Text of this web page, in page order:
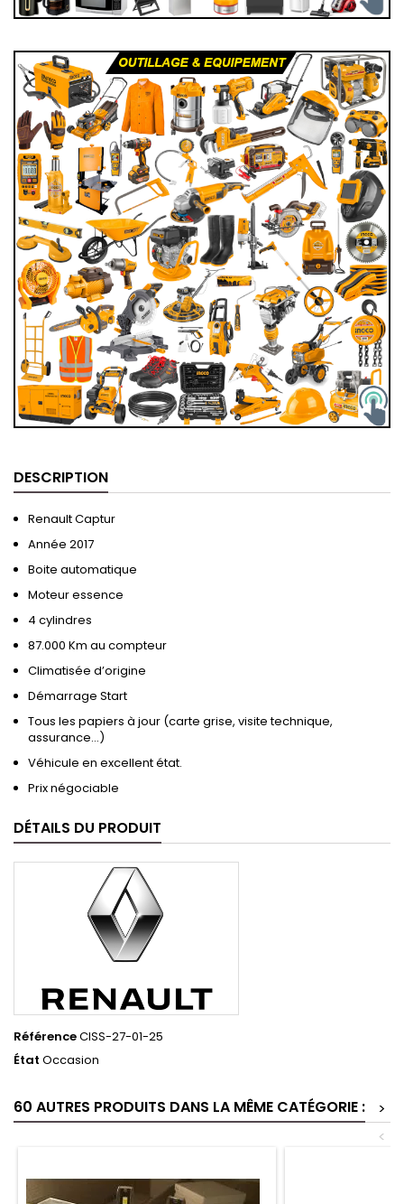
DESCRIPTION
Renault Captur
Année 2017
Boite automatique
Moteur essence
4 cylindres
87.000 Km au compteur
Climatisée d’origine
Démarrage Start
Tous les papiers à jour (carte grise, visite technique,
assurance…)
Véhicule en excellent état.
Prix négociable
DÉTAILS DU PRODUIT
RéférenceCISS-27-01-25
État Occasion
60 AUTRES PRODUITS DANS LA MÊME CATÉGORIE :
>
<